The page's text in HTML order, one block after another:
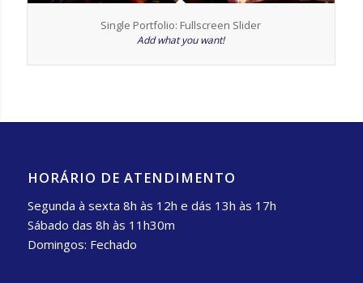
Single Portfolio: Fullscreen Slider
Add what you want!
HORÁRIO DE ATENDIMENTO
Segunda à sexta 8h às 12h e dás 13h às 17h
Sábado das 8h às 11h30m
Domingos: Fechado